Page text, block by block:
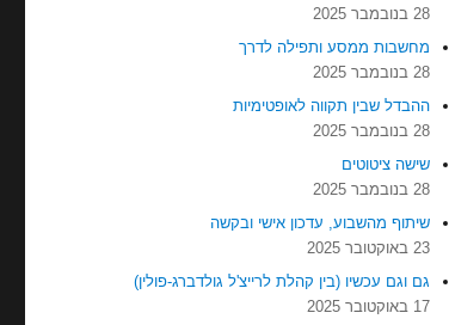
28 בנובמבר 2025
מחשבות ממסע ותפילה לדרך
28 בנובמבר 2025
ההבדל שבין תקווה לאופטימיות
28 בנובמבר 2025
שישה ציטוטים
28 בנובמבר 2025
שיתוף מהשבוע, עדכון אישי ובקשה
23 באוקטובר 2025
גם וגם עכשיו (בין קהלת לרייצ'ל גולדברג-פולין)
17 באוקטובר 2025